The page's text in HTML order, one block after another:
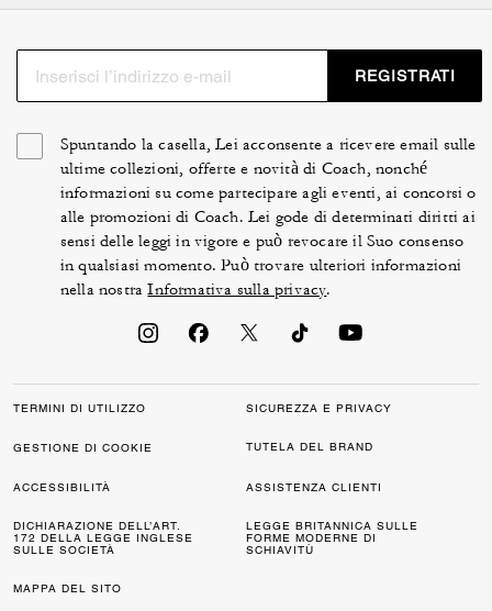
REGISTRATI
Spuntando la casella, Lei acconsente a ricevere email sulle
ultime collezioni, offerte e novità di Coach, nonché
informazioni su come partecipare agli eventi, ai concorsi o
alle promozioni di Coach. Lei gode di determinati diritti ai
sensi delle leggi in vigore e può revocare il Suo consenso
in qualsiasi momento. Può trovare ulteriori informazioni
nella nostraInformativa sulla privacy.
TERMINI DI UTILIZZO SICUREZZA E PRIVACY
GESTIONE DI COOKIE TUTELA DEL BRAND
ACCESSIBILITÀ ASSISTENZA CLIENTI
DICHIARAZIONE DELL’ART.
172 DELLA LEGGE INGLESE
SULLE SOCIETÀ
LEGGE BRITANNICA SULLE
FORME MODERNE DI
SCHIAVITÙ
MAPPA DEL SITO